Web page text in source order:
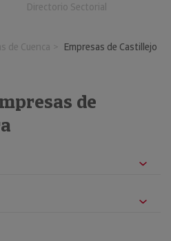
Directorio Sectorial
de Cuenca
Empresas de Castillejo
de